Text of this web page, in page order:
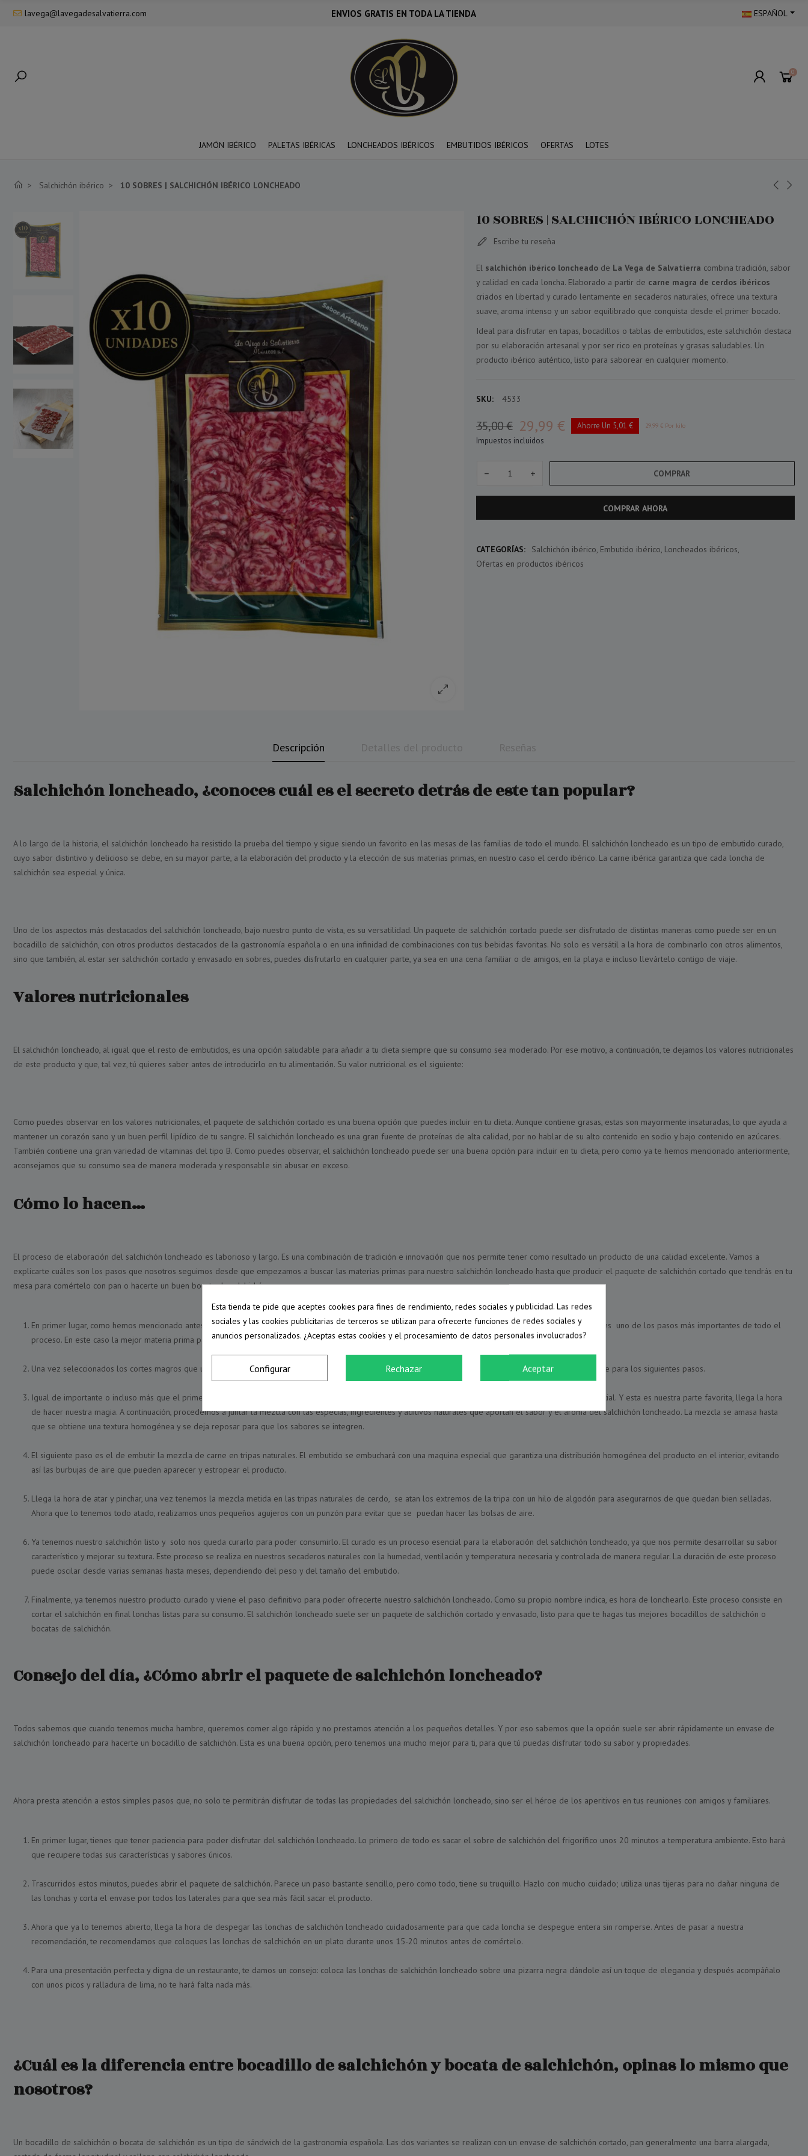
lavega@lavegadesalvatierra.com ENVIOS GRATIS EN TODA LA TIENDA ESPAÑOL
0
JAMÓN IBÉRICO PALETAS IBÉRICAS LONCHEADOS IBÉRICOS EMBUTIDOS IBÉRICOS OFERTAS LOTES
Salchichón ibérico 10 SOBRES | SALCHICHÓN IBÉRICO LONCHEADO
10 SOBRES | SALCHICHÓN IBÉRICO LONCHEADO
Escribe tu reseña
El salchichón ibérico loncheadode La Vega de Salvatierra combina tradición, sabor
y calidad en cada loncha. Elaborado a partir de carne magra de cerdos ibéricos
criados en libertad y curado lentamente en secaderos naturales, ofrece una textura
suave, aroma intenso y un sabor equilibrado que conquista desde el primer bocado.
Ideal para disfrutar en tapas, bocadillos o tablas de embutidos, este salchichón destaca
por su elaboración artesanal y por ser rico en proteínas y grasas saludables. Un
producto ibérico auténtico, listo para saborear en cualquier momento.
SKU: 4533
35,00 € 29,99 € Ahorre Un 5,01 € 29,99 € Por kilo
Impuestos incluidos
− + COMPRAR
COMPRAR AHORA
CATEGORÍAS: Salchichón ibérico Embutido ibérico Loncheados ibéricos
Ofertas en productos ibéricos
Descripción Detalles del producto Reseñas
Salchichón loncheado, ¿conoces cuál es el secreto detrás de este tan popular?
A lo largo de la historia, el salchichón loncheado ha resistido la prueba del tiempo y sigue siendo un favorito en las mesas de las familias de todo el mundo. El salchichón loncheado es un tipo de embutido curado,
cuyo sabor distintivo y delicioso se debe, en su mayor parte, a la elaboración del producto y la elección de sus materias primas, en nuestro caso el cerdo ibérico. La carne ibérica garantiza que cada loncha de
salchichón sea especial y única.
Uno de los aspectos más destacados del salchichón loncheado, bajo nuestro punto de vista, es su versatilidad. Un paquete de salchichón cortado puede ser disfrutado de distintas maneras como puede ser en un
bocadillo de salchichón, con otros productos destacados de la gastronomía española o en una infinidad de combinaciones con tus bebidas favoritas. No solo es versátil a la hora de combinarlo con otros alimentos,
sino que también, al estar ser salchichón cortado y envasado en sobres, puedes disfrutarlo en cualquier parte, ya sea en una cena familiar o de amigos, en la playa e incluso llevártelo contigo de viaje.
Valores nutricionales
El salchichón loncheado, al igual que el resto de embutidos, es una opción saludable para añadir a tu dieta siempre que su consumo sea moderado. Por ese motivo, a continuación, te dejamos los valores nutricionales
de este producto y que, tal vez, tú quieres saber antes de introducirlo en tu alimentación. Su valor nutricional es el siguiente:
Como puedes observar en los valores nutricionales, el paquete de salchichón cortado es una buena opción que puedes incluir en tu dieta. Aunque contiene grasas, estas son mayormente insaturadas, lo que ayuda a
mantener un corazón sano y un buen perfil lipídico de tu sangre. El salchichón loncheado es una gran fuente de proteínas de alta calidad, por no hablar de su alto contenido en sodio y bajo contenido en azúcares.
También contiene una gran variedad de vitaminas del tipo B. Como puedes observar, el salchichón loncheado puede ser una buena opción para incluir en tu dieta, pero como ya te hemos mencionado anteriormente,
aconsejamos que su consumo sea de manera moderada y responsable sin abusar en exceso.
Cómo lo hacen…
El proceso de elaboración del salchichón loncheado es laborioso y largo. Es una combinación de tradición e innovación que nos permite tener como resultado un producto de una calidad excelente. Vamos a
explicarte cuáles son los pasos que nosotros seguimos desde que empezamos a buscar las materias primas para nuestro salchichón loncheado hasta que producir el paquete de salchichón cortado que tendrás en tu
mesa para comértelo con pan o hacerte un buen bocata de salchichón.
En primer lugar, como hemos mencionado antes, la selección de la carne. Sin un buen producto base, no obtendremos el resultado que deseamos y, por ello, es uno de los pasos más importantes de todo el
proceso. En este caso la mejor materia prima para la elaboración del salchichón loncheado es la carne de cerdo ibérico, más en concreto, los cortes magros.
Una vez seleccionados los cortes magros que utilizaremos, lo siguiente es picar la carne en trozos pequeños para facilitar su procesamiento y preparar la base para los siguientes pasos.
Igual de importante o incluso más que el primer paso, es elegir las mejores especias que usaremos para darle a nuestro salchichón loncheado su sabor especial. Y esta es nuestra parte favorita, llega la hora
de hacer nuestra magia. A continuación, procedemos a juntar la mezcla con las especias, ingredientes y aditivos naturales que aportan el sabor y el aroma del salchichón loncheado. La mezcla se amasa hasta
que se obtiene una textura homogénea y se deja reposar para que los sabores se integren.
El siguiente paso es el de embutir la mezcla de carne en tripas naturales. El embutido se embuchará con una maquina especial que garantiza una distribución homogénea del producto en el interior, evitando
así las burbujas de aire que pueden aparecer y estropear el producto.
Llega la hora de atar y pinchar, una vez tenemos la mezcla metida en las tripas naturales de cerdo, se atan los extremos de la tripa con un hilo de algodón para asegurarnos de que quedan bien selladas.
Ahora que lo tenemos todo atado, realizamos unos pequeños agujeros con un punzón para evitar que se puedan hacer las bolsas de aire.
Ya tenemos nuestro salchichón listo y solo nos queda curarlo para poder consumirlo. El curado es un proceso esencial para la elaboración del salchichón loncheado, ya que nos permite desarrollar su sabor
característico y mejorar su textura. Este proceso se realiza en nuestros secaderos naturales con la humedad, ventilación y temperatura necesaria y controlada de manera regular. La duración de este proceso
puede oscilar desde varias semanas hasta meses, dependiendo del peso y del tamaño del embutido.
Finalmente, ya tenemos nuestro producto curado y viene el paso definitivo para poder ofrecerte nuestro salchichón loncheado. Como su propio nombre indica, es hora de lonchearlo. Este proceso consiste en
cortar el salchichón en final lonchas listas para su consumo. El salchichón loncheado suele ser un paquete de salchichón cortado y envasado, listo para que te hagas tus mejores bocadillos de salchichón o
bocatas de salchichón.
Consejo del día, ¿Cómo abrir el paquete de salchichón loncheado?
Todos sabemos que cuando tenemos mucha hambre, queremos comer algo rápido y no prestamos atención a los pequeños detalles. Y por eso sabemos que la opción suele ser abrir rápidamente un envase de
salchichón loncheado para hacerte un bocadillo de salchichón. Esta es una buena opción, pero tenemos una mucho mejor para ti, para que tú puedas disfrutar todo su sabor y propiedades.
Ahora presta atención a estos simples pasos que, no solo te permitirán disfrutar de todas las propiedades del salchichón loncheado, sino ser el héroe de los aperitivos en tus reuniones con amigos y familiares.
En primer lugar, tienes que tener paciencia para poder disfrutar del salchichón loncheado. Lo primero de todo es sacar el sobre de salchichón del frigorífico unos 20 minutos a temperatura ambiente. Esto hará
que recupere todas sus características y sabores únicos.
Trascurridos estos minutos, puedes abrir el paquete de salchichón. Parece un paso bastante sencillo, pero como todo, tiene su truquillo. Hazlo con mucho cuidado; utiliza unas tijeras para no dañar ninguna de
las lonchas y corta el envase por todos los laterales para que sea más fácil sacar el producto.
Ahora que ya lo tenemos abierto, llega la hora de despegar las lonchas de salchichón loncheado cuidadosamente para que cada loncha se despegue entera sin romperse. Antes de pasar a nuestra
recomendación, te recomendamos que coloques las lonchas de salchichón en un plato durante unos 15-20 minutos antes de comértelo.
Para una presentación perfecta y digna de un restaurante, te damos un consejo: coloca las lonchas de salchichón loncheado sobre una pizarra negra dándole así un toque de elegancia y después acompáñalo
con unos picos y ralladura de lima, no te hará falta nada más.
¿Cuál es la diferencia entre bocadillo de salchichón y bocata de salchichón, opinas lo mismo que
nosotros?
Un bocadillo de salchichón o bocata de salchichón es un tipo de sándwich de la gastronomía española. Las dos variantes se realizan con un envase de salchichón cortado, pan generalmente una barra alargada,
Esta tienda te pide que aceptes cookies para fines de rendimiento, redes sociales y publicidad. Las redes
sociales y las cookies publicitarias de terceros se utilizan para ofrecerte funciones de redes sociales y
anuncios personalizados. ¿Aceptas estas cookies y el procesamiento de datos personales involucrados?
Configurar Rechazar Aceptar